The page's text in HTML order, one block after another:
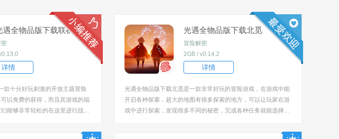
遇全物品版下载联机
密
详情
款十分好玩刺激的开放主题冒险
以免费的获得，而且其游戏的福
能够非常轻松的在这里进行战
光遇全物品版下载北觅
冒险解密
2GB / v0.14.2
详情
光遇全物品版下载北觅是一款非常好玩的冒险游戏，在游戏中能
开启各种探索，超大的地图有很多探索的地方，可以让玩家在游
戏中进行探索，发现很多不同的秘密，完成各种任务就能选择不